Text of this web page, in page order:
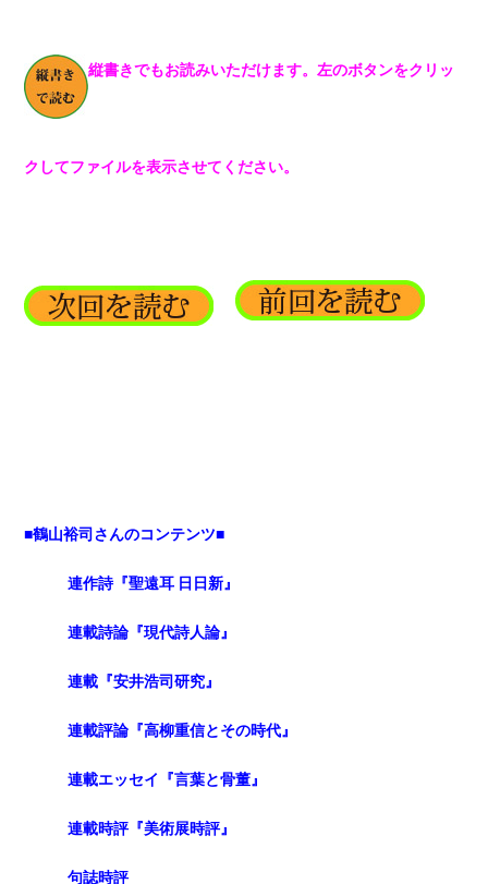
縦書きでもお読みいただけます。左のボタンをクリッ
クしてファイルを表示させてください。
■鶴山裕司さんのコンテンツ■
連作詩『聖遠耳 日日新』
連載詩論『現代詩人論』
連載『安井浩司研究』
連載評論『高柳重信とその時代』
連載エッセイ『言葉と骨董』
連載時評『美術展時評』
句誌時評